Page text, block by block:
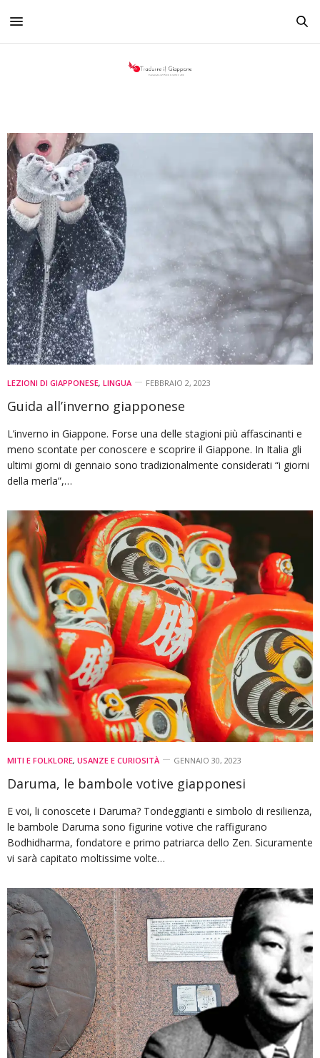
LEZIONI DI GIAPPONESE, LINGUA FEBBRAIO 2, 2023
Guida all’inverno giapponese
L’inverno in Giappone. Forse una delle stagioni più affascinanti e
meno scontate per conoscere e scoprire il Giappone. In Italia gli
ultimi giorni di gennaio sono tradizionalmente considerati “i giorni
della merla”,…
MITI E FOLKLORE, USANZE E CURIOSITÀ GENNAIO 30, 2023
Daruma, le bambole votive giapponesi
E voi, li conoscete i Daruma? Tondeggianti e simbolo di resilienza,
le bambole Daruma sono figurine votive che raffigurano
Bodhidharma, fondatore e primo patriarca dello Zen. Sicuramente
vi sarà capitato moltissime volte…